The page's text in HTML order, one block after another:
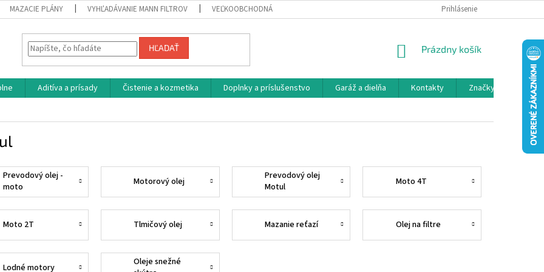
MAZACIE PLÁNY VYHĽADÁVANIE MANN FILTROV VEĽKOOBCHODNÁ SPOLUPRÁCA OCHRANA OSOBNÝCH
Prihlásenie
HĽADAŤ
NÁKUPNÝ
Prázdny košík
Aditíva a prísady Čistenie a kozmetika Doplnky a príslušenstvo Garáž a dielňa Kontakty
Značky
Prevodový olej -
moto
Motorový olej
Prevodový olej
Motul
Moto 4T
Moto 2T Tlmičový olej Mazanie reťazí Olej na filtre
Lodné motory
Oleje snežné